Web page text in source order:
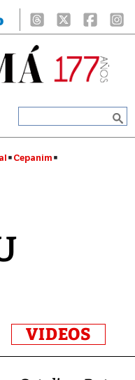
Cepanim
VIDEOS